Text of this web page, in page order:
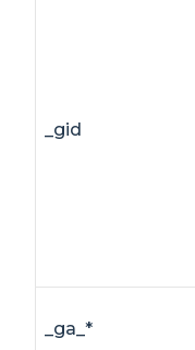
_gid
_ga_*